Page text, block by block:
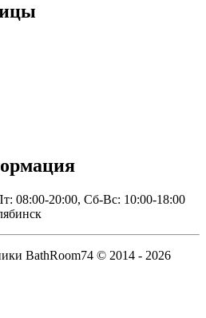
08:00-20:00, Сб-Вс: 10:00-18:00
BathRoom74 © 2014 - 2026